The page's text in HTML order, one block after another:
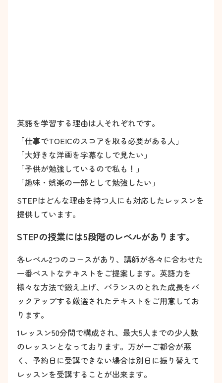
英語を学習する理由は人それぞれです。
「仕事でTOEICのスコアを取る必要がある人」
「大好きな洋画を字幕なしで見たい」
「子供が勉強しているので私も！」
「趣味・娯楽の一部として勉強したい」
STEPはどんな理由を持つ人にも対応したレッスンを
提供しています。
STEPの授業には5段階のレベルがあります。
各レベル2つのコースがあり、講師が各々に合わせた
一番ベストなテキストをご提案します。英語力を
様々な方法で鍛え上げ、バランスのとれた成長をバ
ックアップする厳選されたテキストをご用意してお
ります。
1レッスン50分間で構成され、最大5人までの少人数
のレッスンとなっております。万が一ご都合が悪
く、予約日に受講できない場合は別日に振り替えて
レッスンを受講することが出来ます。